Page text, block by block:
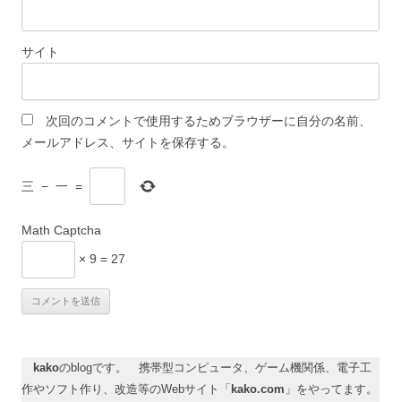
サイト
次回のコメントで使用するためブラウザーに自分の名前、
メールアドレス、サイトを保存する。
三 − 一 =
Math Captcha
× 9 = 27
kakoのblogです。 携帯型コンピュータ、ゲーム機関係、電子工
作やソフト作り、改造等のWebサイト「 kako.com 」をやってます。